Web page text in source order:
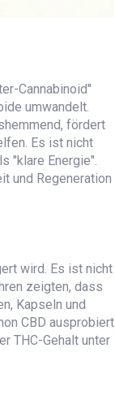
Cannabinoid"
umwandelt.
fördert
Es ist nicht
"klare Energie".
und Regeneration
wird. Es ist nicht
zeigten, dass
Kapseln und
CBD ausprobiert
THC-Gehalt unter